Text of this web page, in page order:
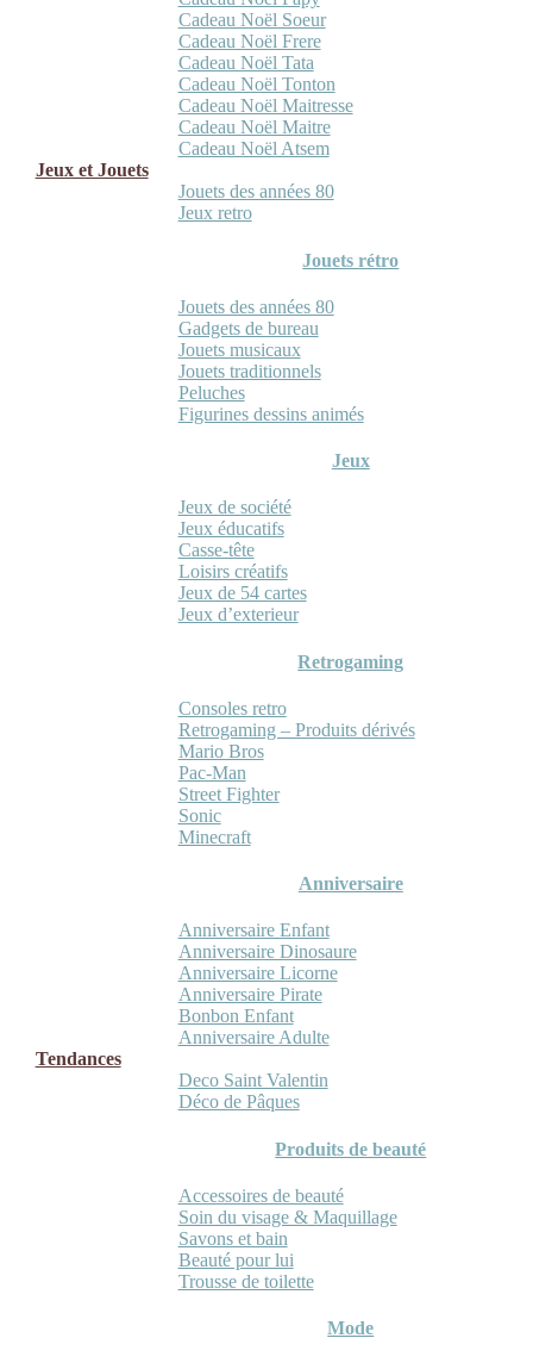
Cadeau Noël Soeur
Cadeau Noël Frere
Cadeau Noël Tata
Cadeau Noël Tonton
Cadeau Noël Maitresse
Cadeau Noël Maitre
Cadeau Noël Atsem
Jeux et Jouets
Jouets des années 80
Jeux retro
Jouets rétro
Jouets des années 80
Gadgets de bureau
Jouets musicaux
Jouets traditionnels
Peluches
Figurines dessins animés
Jeux
Jeux de société
Jeux éducatifs
Casse-tête
Loisirs créatifs
Jeux de 54 cartes
Jeux d’exterieur
Retrogaming
Consoles retro
Retrogaming – Produits dérivés
Mario Bros
Pac-Man
Street Fighter
Sonic
Minecraft
Anniversaire
Anniversaire Enfant
Anniversaire Dinosaure
Anniversaire Licorne
Anniversaire Pirate
Bonbon Enfant
Anniversaire Adulte
Tendances
Deco Saint Valentin
Déco de Pâques
Produits de beauté
Accessoires de beauté
Soin du visage & Maquillage
Savons et bain
Beauté pour lui
Trousse de toilette
Mode